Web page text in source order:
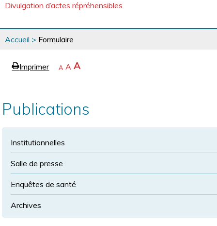
Divulgation d’actes répréhensibles
Vous
êtes
Accueil > Formulaire
eImprimerpageRétrécir
A Revenir
de
A Agrandir
A
Publications
Institutionnelles
Salle de presse
Enquêtes de santé
Archives